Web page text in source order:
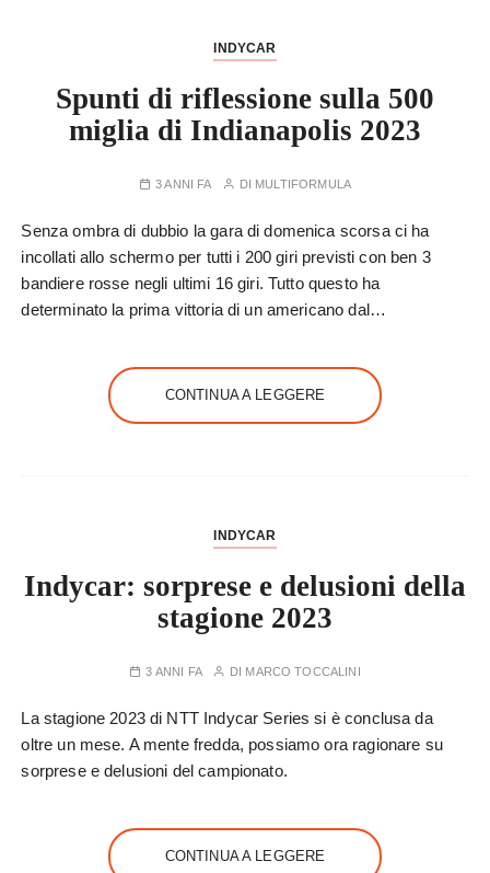
INDYCAR
Spunti di riflessione sulla 500
miglia di Indianapolis 2023
3 ANNI FA DI MULTIFORMULA
Senza ombra di dubbio la gara di domenica scorsa ci ha
incollati allo schermo per tutti i 200 giri previsti con ben 3
bandiere rosse negli ultimi 16 giri. Tutto questo ha
determinato la prima vittoria di un americano dal…
CONTINUA A LEGGERE
INDYCAR
Indycar: sorprese e delusioni della
stagione 2023
3 ANNI FA DI MARCO TOCCALINI
La stagione 2023 di NTT Indycar Series si è conclusa da
oltre un mese. A mente fredda, possiamo ora ragionare su
sorprese e delusioni del campionato.
CONTINUA A LEGGERE